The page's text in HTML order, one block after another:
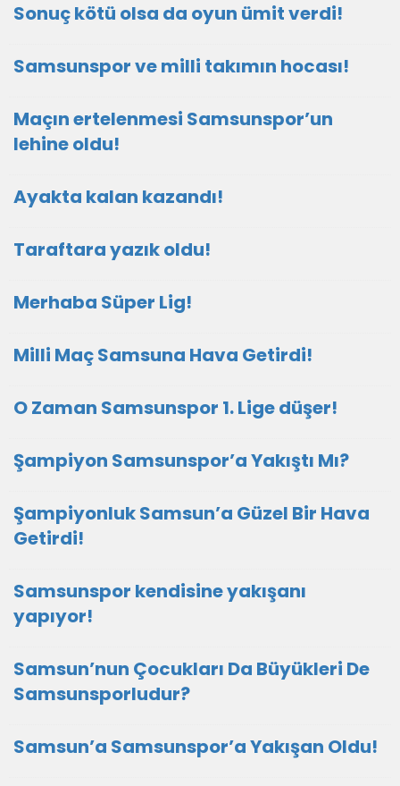
Sonuç kötü olsa da oyun ümit verdi!
Samsunspor ve milli takımın hocası!
Maçın ertelenmesi Samsunspor’un
lehine oldu!
Ayakta kalan kazandı!
Taraftara yazık oldu!
Merhaba Süper Lig!
Milli Maç Samsuna Hava Getirdi!
O Zaman Samsunspor 1. Lige düşer!
Şampiyon Samsunspor’a Yakıştı Mı?
Şampiyonluk Samsun’a Güzel Bir Hava
Getirdi!
Samsunspor kendisine yakışanı
yapıyor!
Samsun’nun Çocukları Da Büyükleri De
Samsunsporludur?
Samsun’a Samsunspor’a Yakışan Oldu!